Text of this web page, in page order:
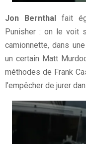
Jon Bernthal fait
Punisher : on le voit
camionnette, dans
un certain Matt
méthodes de Frank
l’empêcher de jurer